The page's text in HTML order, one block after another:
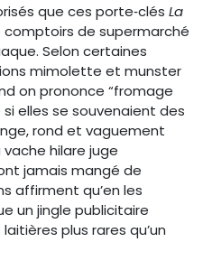
que ces porte‑clés La
de supermarché
Selon certaines
mimolette et munster
on prononce “fromage
elles se souvenaient des
rond et vaguement
hilare juge
jamais mangé de
affirment qu’en les
un jingle publicitaire
plus rares qu’un